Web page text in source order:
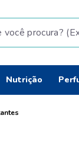
procura? (Ex:
Nutrição